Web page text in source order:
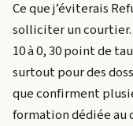
Ce que j’éviterais
solliciter un
10 à 0, 30 point de
surtout pour des
que confirment
formation dédiée